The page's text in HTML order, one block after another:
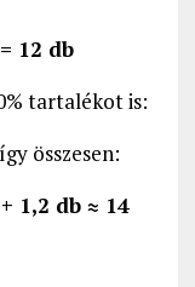
12 db
tartalékot is:
összesen:
1,2 db ≈ 14